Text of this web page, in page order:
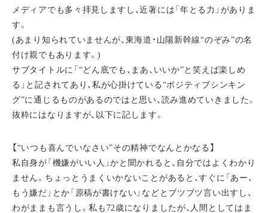
メディアでも多々拝見しますし、近著には「年とる力」がありま
す。
(あまり知られていませんが、東海道・山陽新幹線“のぞみ”の名
付け親でもあります。)
サブタイトルに「“どん底でも、まあ、いいか”と笑えば楽しめ
る」と記されてあり、私が心掛けている“ポジティブシンキン
グ”に通じるものがあるのではと思い、読み進めていきました。
抜粋にはなりますが、以下に記します。
【“いつも喜んでいなさい”その精神でなんとかなる】
私自身が「機嫌がいい人」かと聞かれると、自分ではよくわかり
ません。ちょっとうまくいかないことがあると、すぐに「あー、
もう嫌だ」とか「原稿が書けない」などとブツブツ言い出すし、
わがままも言うし。私も72歳になりましたが、人間としてはま